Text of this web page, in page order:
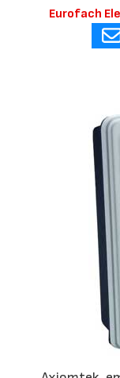
Eurofach